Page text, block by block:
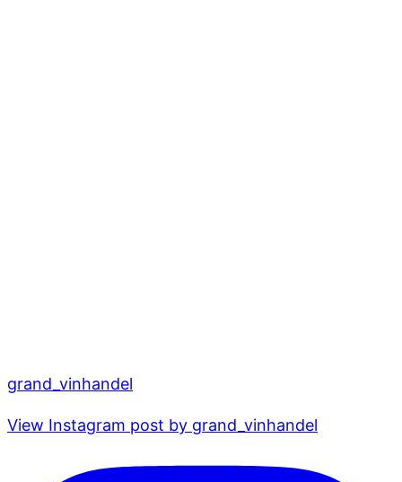
grand_vinhandel
View Instagram post by grand_vinhandel